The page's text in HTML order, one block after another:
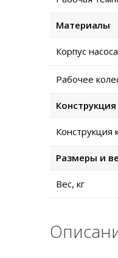
Материалы
Корпус насоса
Рабочее
Конструкция
Конструкция
Размеры и
Вес, кг